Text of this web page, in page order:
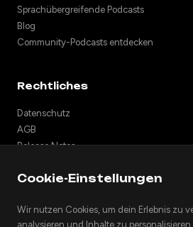
Sprachübergreifende Podcasts
Blog
Community-Podcasts entdecken
Rechtliches
Datenschutz
AGB
Release Notes
API
Cookie-Einstellungen
Wir nutzen Cookies, um dein Erlebnis zu
analysieren und Inhalte zu